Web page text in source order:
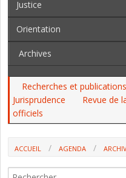
Justice
Orientation
Archives
Recherches et publications
Jurisprudence
Revue de
officiels
ACCUEIL AGENDA